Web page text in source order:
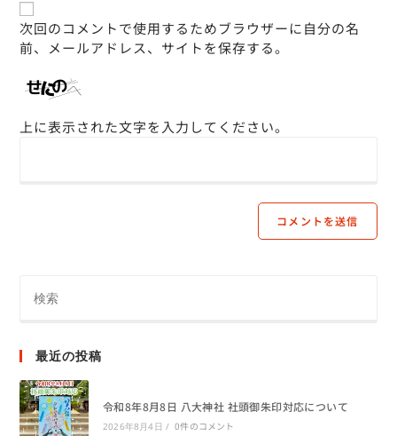
次回のコメントで使用するためブラウザーに自分の名
前、メールアドレス、サイトを保存する。
上に表示された文字を入力してください。
最近の投稿
令和8年8月8日 八大神社 社頭御朱印対応について
2026年8月4日 / 0件のコメント